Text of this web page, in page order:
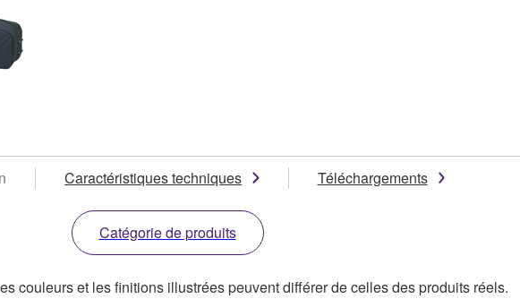
Caractéristiques techniques Téléchargements
Catégorie de produits
couleurs et les finitions illustrées peuvent différer de celles des produits réels.